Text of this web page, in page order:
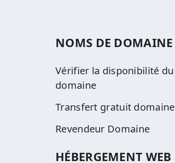
NOMS DE DOMAINE
Vérifier la disponibilité du
domaine
Transfert gratuit domaine
Revendeur Domaine
HÉBERGEMENT WEB